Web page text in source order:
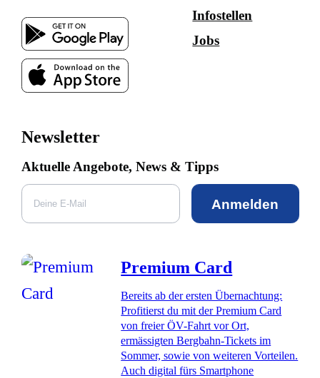
Infostellen
Jobs
Newsletter
Aktuelle Angebote, News & Tipps
Anmelden
Premium Card
Bereits ab der ersten Übernachtung:
Profitierst du mit der Premium Card
von freier ÖV-Fahrt vor Ort,
ermässigten Bergbahn-Tickets im
Sommer, sowie von weiteren Vorteilen.
Auch digital fürs Smartphone